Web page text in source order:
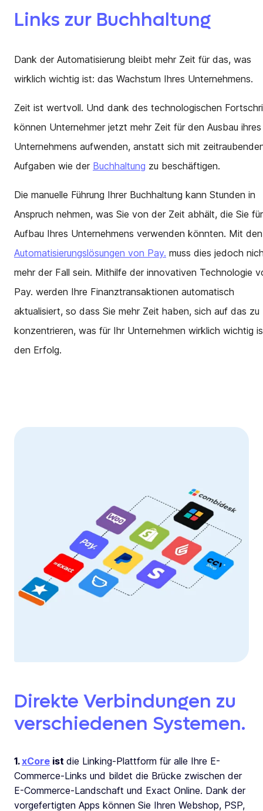
Links zur Buchhaltung
Dank der Automatisierung bleibt mehr Zeit für das, was
wirklich wichtig ist: das Wachstum Ihres Unternehmens.
Zeit ist wertvoll. Und dank des technologischen
können Unternehmer jetzt mehr Zeit für den Ausbau ihres
Unternehmens aufwenden, anstatt sich mit
Aufgaben wie der Buchhaltung zu beschäftigen.
Die manuelle Führung Ihrer Buchhaltung kann Stunden in
Anspruch nehmen, was Sie von der Zeit abhält, die Sie
Aufbau Ihres Unternehmens verwenden könnten. Mit den
Automatisierungslösungen von Pay. muss dies jedoch
mehr der Fall sein. Mithilfe der innovativen Technologie
Pay. werden Ihre Finanztransaktionen automatisch
aktualisiert, so dass Sie mehr Zeit haben, sich auf das zu
konzentrieren, was für Ihr Unternehmen wirklich wichtig
den Erfolg.
Direkte Verbindungen zu
verschiedenen Systemen.
1.xCore ist die Linking-Plattform für alle Ihre E-
Commerce-Links und bildet die Brücke zwischen der
E-Commerce-Landschaft und Exact Online. Dank der
vorgefertigten Apps können Sie Ihren Webshop, PSP,